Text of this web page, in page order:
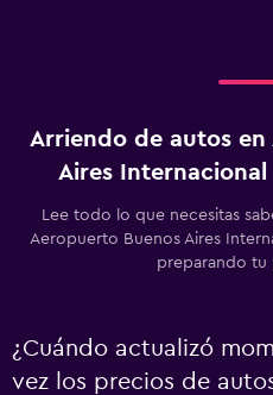
Arriendo de autos
Aires
Lee todo lo que necesitas
Aeropuerto Buenos Aires
preparando tu
¿Cuándo actualizó
vez los precios de